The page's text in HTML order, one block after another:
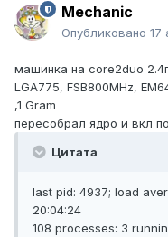
Mechanic
Опубликовано 17
машинка на core2duo
LGA775, FSB800MHz,
,1 Gram
пересобрал ядро и вкл
Цитата
last pid: 4937; load
20:04:24
108 processes: 3